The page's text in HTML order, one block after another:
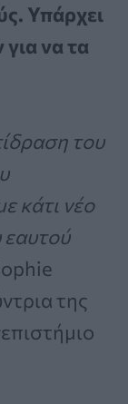
Υπάρχει
να τα
του
κάτι νέο
εαυτού
της